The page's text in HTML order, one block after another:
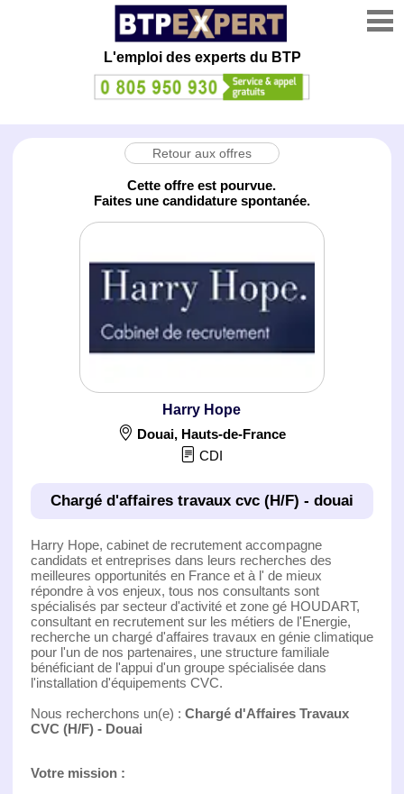
L'emploi des experts du BTP
Retour aux offres
Cette offre est pourvue.
Faites une candidature spontanée.
Harry Hope
Douai, Hauts-de-France
CDI
Chargé d'affaires travaux cvc (H/F) - douai
Harry Hope, cabinet de recrutement accompagne
candidats et entreprises dans leurs recherches des
meilleures opportunités en France et à l' de mieux
répondre à vos enjeux, tous nos consultants sont
spécialisés par secteur d'activité et zone gé HOUDART,
consultant en recrutement sur les métiers de l'Energie,
recherche un chargé d'affaires travaux en génie climatique
pour l'un de nos partenaires, une structure familiale
bénéficiant de l'appui d'un groupe spécialisée dans
l'installation d'équipements CVC.
Nous recherchons un(e) : Chargé d'Affaires Travaux
CVC (H/F) - Douai
Votre mission :